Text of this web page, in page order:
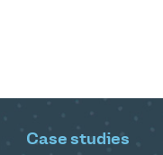
Case studies